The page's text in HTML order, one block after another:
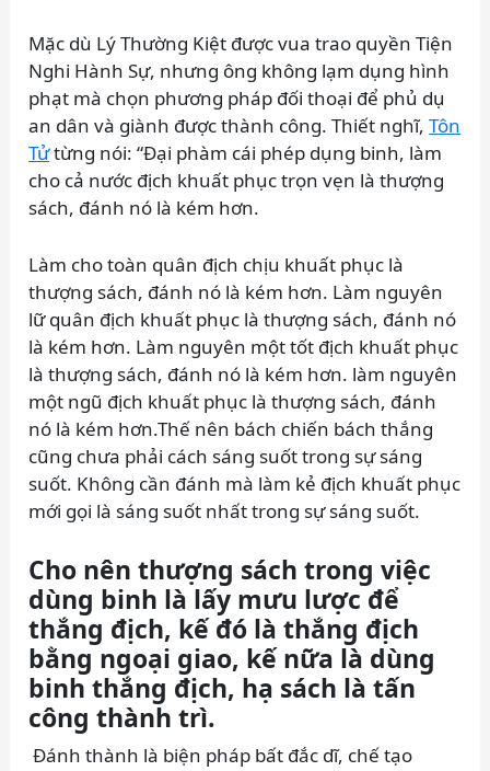
Mặc dù Lý Thường Kiệt được vua trao quyền Tiện
Nghi Hành Sự, nhưng ông không lạm dụng hình
phạt mà chọn phương pháp đối thoại để phủ dụ
an dân và giành được thành công. Thiết nghĩ,Tôn
Tửtừng nói: “Đại phàm cái phép dụng binh, làm
cho cả nước địch khuất phục trọn vẹn là thượng
sách, đánh nó là kém hơn.
Làm cho toàn quân địch chịu khuất phục là
thượng sách, đánh nó là kém hơn. Làm nguyên
lữ quân địch khuất phục là thượng sách, đánh nó
là kém hơn. Làm nguyên một tốt địch khuất phục
là thượng sách, đánh nó là kém hơn. làm nguyên
một ngũ địch khuất phục là thượng sách, đánh
nó là kém hơn.Thế nên bách chiến bách thắng
cũng chưa phải cách sáng suốt trong sự sáng
suốt. Không cần đánh mà làm kẻ địch khuất phục
mới gọi là sáng suốt nhất trong sự sáng suốt.
Cho nên thượng sách trong việc
dùng binh là lấy mưu lược để
thắng địch, kế đó là thắng địch
bằng ngoại giao, kế nữa là dùng
binh thắng địch, hạ sách là tấn
công thành trì.
Đánh thành là biện pháp bất đắc dĩ, chế tạo